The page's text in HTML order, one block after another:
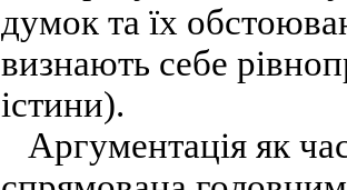
думок та їх
визнають себе
істини).
Аргументація як